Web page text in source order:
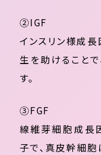
②IGF
インスリン様成
生を助けること
す。
③FGF
線維芽細胞成長
子で、真皮幹細